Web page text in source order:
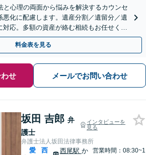
と心理の両面から悩みを解決するカウンセ
悪化に配慮します。遺産分割／遺留分／遺
応。多額の資産が絡む相続もお任せくだ
可能】【駐車場完備】
料金表を見る
せ メールでお問い合わせ
坂田 吉郎 弁
護士
インタビューを
見る
弁護士法人坂田法律事務所
愛
西
西尾駅 か
営業時間：08:30~1